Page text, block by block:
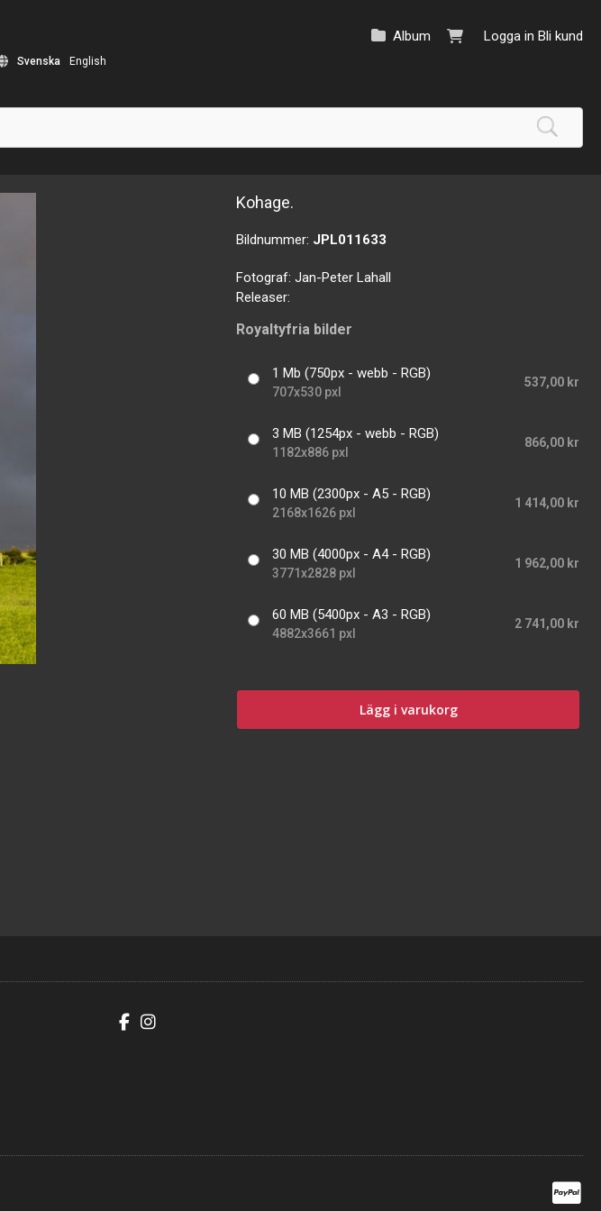
Logga in Bli kund
Album
Svenska English
Kohage.
Bildnummer: JPL011633
Fotograf:Jan-Peter Lahall
Releaser:
Royaltyfria bilder
1 Mb (750px - webb - RGB)
707x530 pxl
537,00 kr
3 MB (1254px - webb - RGB)
1182x886 pxl
866,00 kr
10 MB (2300px - A5 - RGB)
2168x1626 pxl
1 414,00 kr
30 MB (4000px - A4 - RGB)
3771x2828 pxl
1 962,00 kr
60 MB (5400px - A3 - RGB)
4882x3661 pxl
2 741,00 kr
Lägg i varukorg